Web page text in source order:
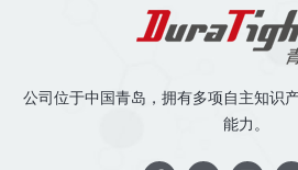
公司位于中国青岛，拥有多项自主知识
能力。